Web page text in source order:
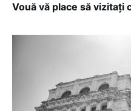
Vouă vă place să